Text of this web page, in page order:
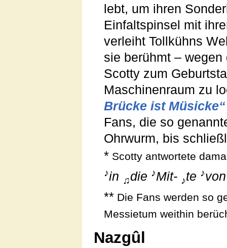
lebt, um ihren
Einfaltspinsel mit
verleiht Tollkühns
sie berühmt –
Scotty zum
Maschinenraum zu
Brücke ist Müsicke“
Fans, die so
Ohrwurm, bis
* Scotty antwortete
♪in ♫die ♪Mit- ♪te ♪
** Die Fans werden so
Messietum weithin
Nazgûl